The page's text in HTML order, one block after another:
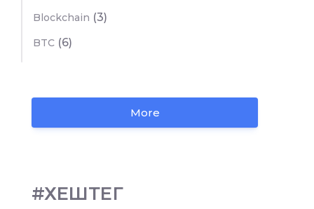
Blockchain (3)
BTC (6)
More
#ХЕШТЕГ